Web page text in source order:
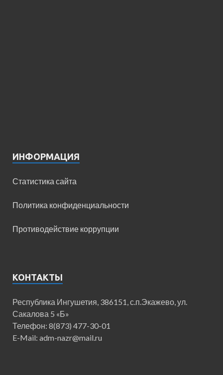
ИНФОРМАЦИЯ
Статистика сайта
Политика конфиденциальности
Противодействие коррупции
КОНТАКТЫ
Республика Ингушетия, 386151, с.п.Экажево, ул.
Сакалова 5 «Б»
Телефон: 8(873) 477-30-01
E-Mail: adm-nazr@mail.ru